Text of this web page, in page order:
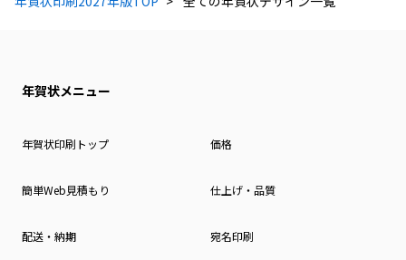
年賀状メニュー
年賀状印刷トップ 価格
簡単Web見積もり 仕上げ・品質
配送・納期 宛名印刷